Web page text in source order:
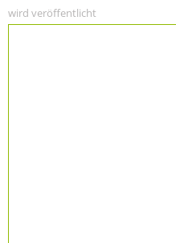
wird veröffentlicht